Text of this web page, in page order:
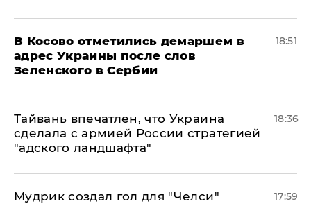
В Косово отметились демаршем в
адрес Украины после слов
Зеленского в Сербии
18:51
Тайвань впечатлен, что Украина
сделала с армией России стратегией
"адского ландшафта"
18:36
Мудрик создал гол для "Челси"
17:59